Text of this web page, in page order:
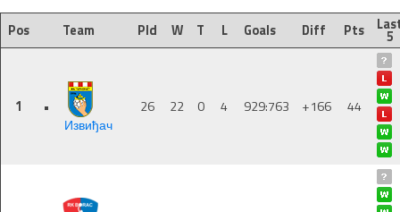
Pos Team Pld W T L Goals Diff Pts 5
1
•
Извиђач
26 22 0 4 929:763 +166 44